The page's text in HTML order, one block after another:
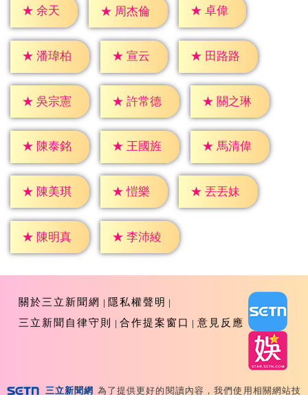
★ 余天 ★ 周杰倫 ★ 卓偉
★ 潘瑋柏 ★ 宣云 ★ 田路路
★ 吳宗憲 ★ 許常德 ★ 關之琳
★ 陳泰銘 ★ 王國旌 ★ 馬清偉
★ 陳美琪 ★ 愷樂 ★ 丟丟妹
★ 陳明真 ★ 李沛綾
關於三立新聞網
隱私權聲明
三立新聞自律守則
合作提案窗口 意見反應
三立新聞網 為了提供更好的閱讀內容，我們使用相關網站技